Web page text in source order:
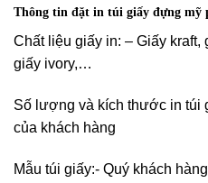
Thông tin đặt in túi giấy đựng mỹ
Chất liệu giấy in: – Giấy kraft,
giấy ivory,…
Số lượng và kích thước in túi
của khách hàng
Mẫu túi giấy:- Quý khách